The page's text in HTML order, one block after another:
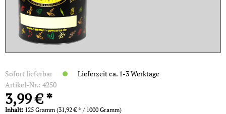
Sofort lieferbar
Lieferzeit ca. 1-3 Werktage
Artikel-Nr.: 4250
3,99 € *
Inhalt: 125 Gramm (31,92 € * / 1000 Gramm)